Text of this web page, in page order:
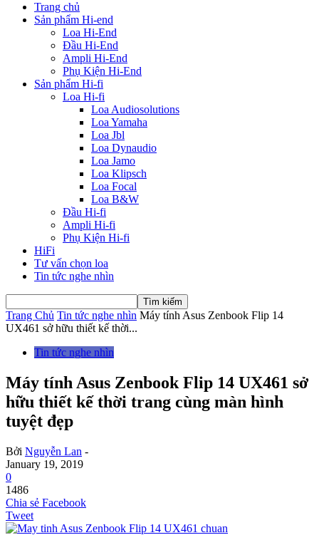
Trang chủ
Sản phẩm Hi-end
Loa Hi-End
Đầu Hi-End
Ampli Hi-End
Phụ Kiện Hi-End
Sản phẩm Hi-fi
Loa Hi-fi
Loa Audiosolutions
Loa Yamaha
Loa Jbl
Loa Dynaudio
Loa Jamo
Loa Klipsch
Loa Focal
Loa B&W
Đầu Hi-fi
Ampli Hi-fi
Phụ Kiện Hi-fi
HiFi
Tư vấn chọn loa
Tin tức nghe nhìn
Trang Chủ Tin tức nghe nhìn Máy tính Asus Zenbook Flip 14
UX461 sở hữu thiết kế thời...
Tin tức nghe nhìn
Máy tính Asus Zenbook Flip 14 UX461 sở
hữu thiết kế thời trang cùng màn hình
tuyệt đẹp
Bởi Nguyễn Lan -
January 19, 2019
0
1486
Chia sẻ Facebook
Tweet